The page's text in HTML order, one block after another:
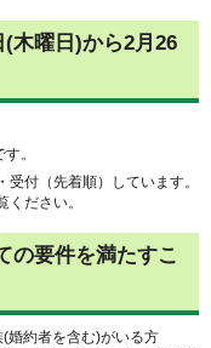
木曜日)から2月26
。
付（先着順）しています。
ださい。
の要件を満たすこ
婚約者を含む)がいる方